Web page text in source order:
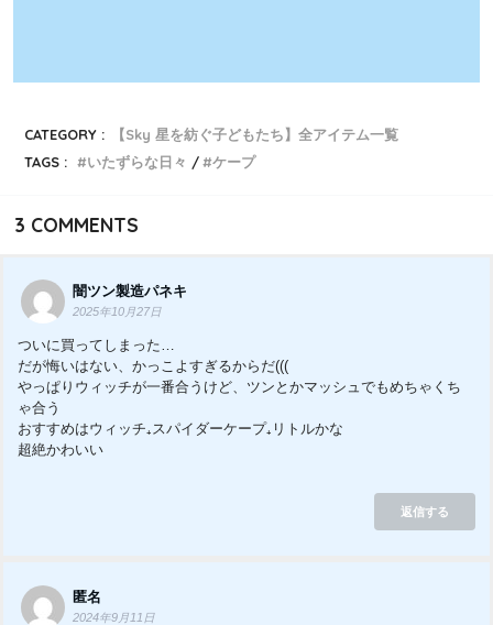
CATEGORY :
【Sky 星を紡ぐ子どもたち】全アイテム一覧
TAGS :
いたずらな日々 ケープ
3 COMMENTS
闇ツン製造パネキ
2025年10月27日
ついに買ってしまった…
だが悔いはない、かっこよすぎるからだ(((
やっぱりウィッチが一番合うけど、ツンとかマッシュでもめちゃくち
ゃ合う
おすすめはウィッチ₊スパイダーケープ₊リトルかな
超絶かわいい
返信する
匿名
2024年9月11日